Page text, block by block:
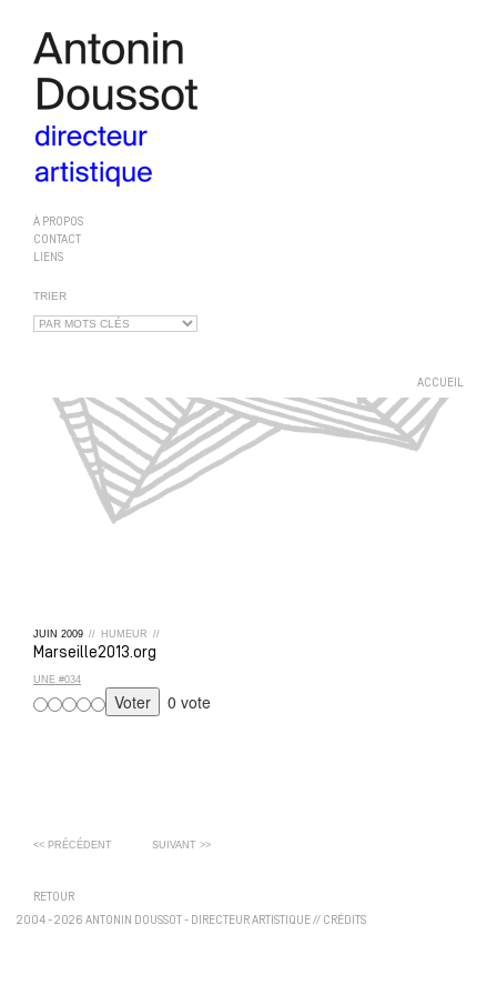
À PROPOS
CONTACT
LIENS
TRIER
ACCUEIL
JUIN 2009 // HUMEUR //
Marseille2013.org
UNE #034
0 vote
<< PRÉCÉDENT SUIVANT >>
RETOUR
2004 - 2026 ANTONIN DOUSSOT - DIRECTEUR ARTISTIQUE// CRÉDITS